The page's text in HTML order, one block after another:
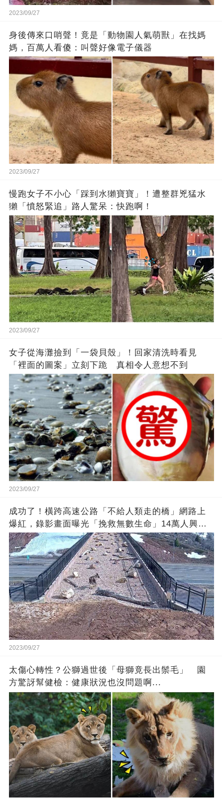
2023/09/27
身後傳來口哨聲！竟是「動物園人氣萌獸」在找媽
媽，百萬人看傻：叫聲好像電子儀器
2023/09/27
慢跑女子不小心「踩到水獺寶寶」！遭整群兇猛水
獺「憤怒緊追」路人驚呆：快跑啊！
2023/09/27
女子從海灘撿到「一袋貝殼」！回家清洗時看見
「裡面的圖案」立刻下跪 真相令人意想不到
2023/09/27
成功了！橫跨高速公路「不給人類走的橋」網路上
爆紅，錄影畫面曝光「挽救無數生命」14萬人興奮
歡呼
2023/09/27
太傷心轉性？公獅過世後「母獅竟長出鬃毛」 園
方驚訝幫健檢：健康狀況也沒問題啊...